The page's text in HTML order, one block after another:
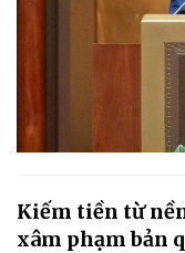
Kiếm tiền từ
xâm phạm bản